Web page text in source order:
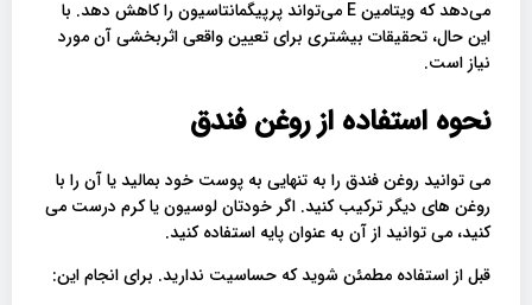
می‌دهد که ویتامین E می‌تواند پرپیگمانتاسیون را کاهش دهد. با
این حال، تحقیقات بیشتری برای تعیین واقعی اثربخشی آن مورد
نیاز است.
نحوه استفاده از روغن فندق
می توانید روغن فندق را به تنهایی به پوست خود بمالید یا آن را با
روغن های دیگر ترکیب کنید. اگر خودتان لوسیون یا کرم درست می
کنید، می توانید از آن به عنوان پایه استفاده کنید.
قبل از استفاده مطمئن شوید که حساسیت ندارید. برای انجام این: